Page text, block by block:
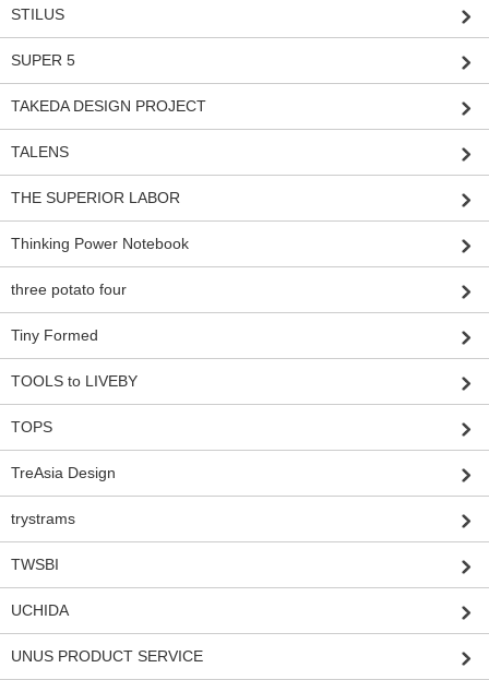
STILUS
SUPER 5
TAKEDA DESIGN PROJECT
TALENS
THE SUPERIOR LABOR
Thinking Power Notebook
three potato four
Tiny Formed
TOOLS to LIVEBY
TOPS
TreAsia Design
trystrams
TWSBI
UCHIDA
UNUS PRODUCT SERVICE